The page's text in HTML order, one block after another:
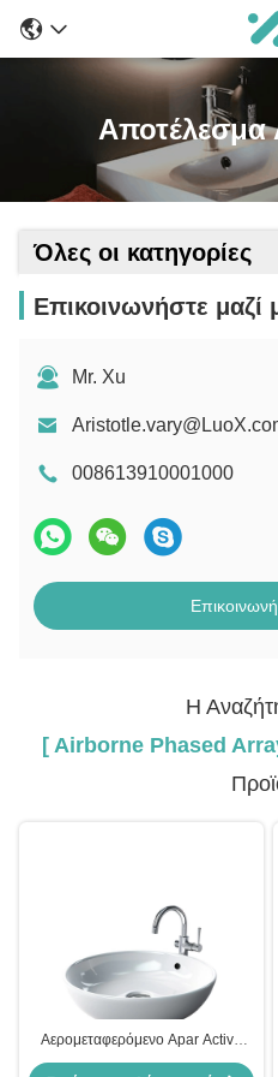
Αποτέλεσμα
Όλες οι κατηγορίες
Επικοινωνήστε μαζί
Mr. Xu
008613910001000
Η
[ Airborne Phased
Αερομεταφερόμενο Apar Active
Phased Array Radar Aesa X Band